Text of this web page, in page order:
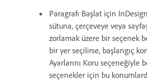
Paragrafı Başlat için
sütuna, çerçeveye veya
zorlamak üzere bir seçenek
bir yer seçilirse, başlangıç
Ayarlarını Koru seçeneğiyle
seçenekler için bu